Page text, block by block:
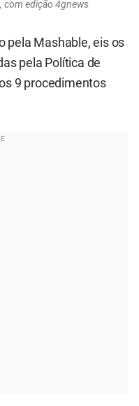
com edição 4gnews
pela Mashable, eis os
pela Política de
9 procedimentos